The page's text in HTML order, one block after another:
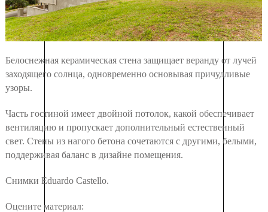
Белоснежная керамическая стена защищает веранду от лучей
заходящего солнца, одновременно основывая причудливые
узоры.
Часть гостиной имеет двойной потолок, какой обеспечивает
вентиляцию и пропускает дополнительный естественный
свет. Стены из нагого бетона сочетаются с другими, белыми,
поддерживая баланс в дизайне помещения.
Снимки Eduardo Castello.
Оцените материал: